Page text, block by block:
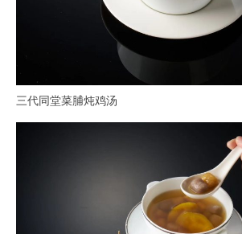
三代同堂菜脯炖鸡汤